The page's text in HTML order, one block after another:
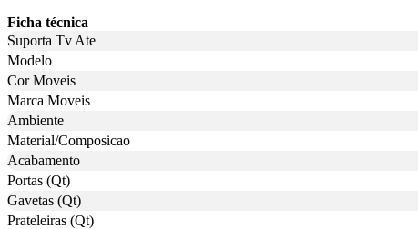
Ficha técnica
Suporta Tv Ate
Modelo
Cor Moveis
Marca Moveis
Ambiente
Material/Composicao
Acabamento
Portas (Qt)
Gavetas (Qt)
Prateleiras (Qt)